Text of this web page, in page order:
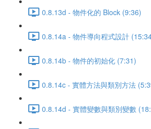
0.8.13d - 物件化的 Block (9:36)
0.8.14a - 物件導向程式設計
0.8.14b - 物件的初始化 (7:31)
0.8.14c - 實體方法與類別方法
0.8.14d - 實體變數與類別變數